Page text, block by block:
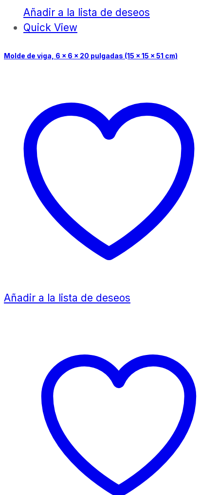
Añadir a la lista de deseos
Quick View
Molde de viga, 6 x 6 x 20 pulgadas (15 x 15 x 51 cm)
Añadir a la lista de deseos